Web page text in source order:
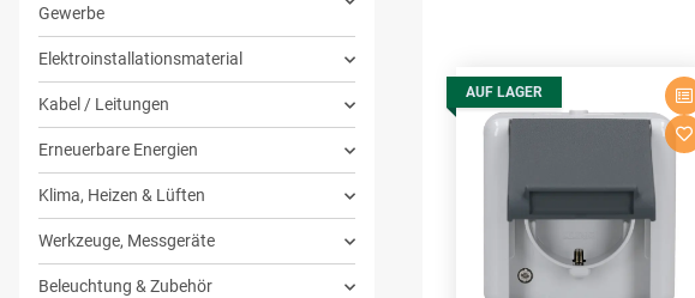
AUF LAGER
Gewerbe
Elektroinstallationsmaterial
Kabel / Leitungen
Erneuerbare Energien
Klima, Heizen & Lüften
Werkzeuge, Messgeräte
Beleuchtung & Zubehör